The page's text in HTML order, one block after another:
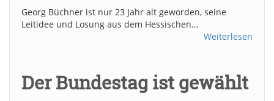
Georg Büchner ist nur 23 Jahr alt geworden, seine
Leitidee und Losung aus dem Hessischen…
Weiterlesen
Der Bundestag ist gewählt